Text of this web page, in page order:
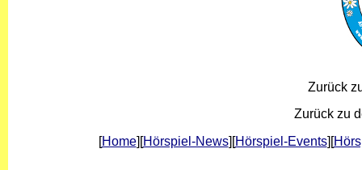
Zurück
Zurück zu
[Home][Hörspiel-News][Hörspiel-Events][